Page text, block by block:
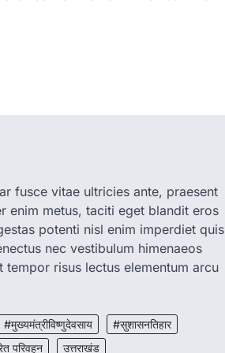
fusce vitae ultricies ante, praesent
enim metus, taciti eget blandit eros
potenti nisl enim imperdiet quis
nec vestibulum himenaeos
risus lectus elementum arcu
#मुख्यमंत्रीविष्णुदेवसाय
#सुशासनतिहार
परिवहन उत्तराखंड